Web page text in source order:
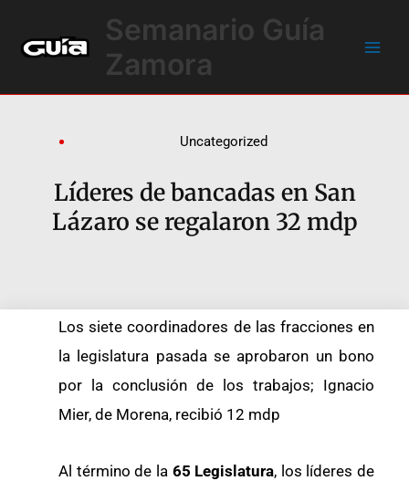
contenido
Semanario Guía
Zamora
Uncategorized
Líderes de bancadas en San
Lázaro se regalaron 32 mdp
Los siete coordinadores de las fracciones en
la legislatura pasada se aprobaron un bono
por la conclusión de los trabajos; Ignacio
Mier, de Morena, recibió 12 mdp
Al término de la 65 Legislatura, los líderes de